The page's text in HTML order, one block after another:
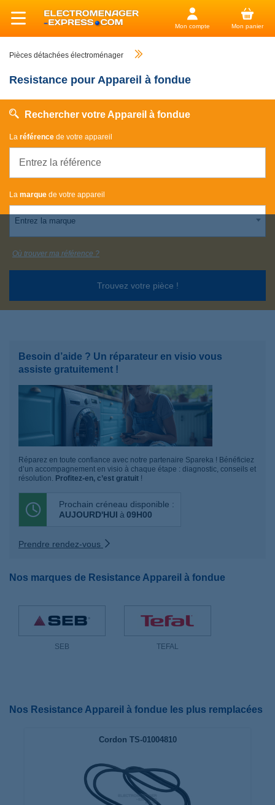
Mon compte Mon panier
Pièces détachées électroménager
Resistance pour Appareil à fondue
Rechercher votre Appareil à fondue
La référence de votre appareil
La marque de votre appareil
Entrez la marque
Trouvez votre pièce !
Où trouver ma référence ?
Besoin d’aide ? Un réparateur en visio vous
assiste gratuitement !
Réparez en toute confiance avec notre partenaire Spareka ! Bénéficiez
d’un accompagnement en visio à chaque étape : diagnostic, conseils et
résolution. Profitez-en, c’est gratuit !
Prochain créneau disponible :
AUJOURD'HUI à 09H00
Prendre rendez-vous
Nos marques de Resistance Appareil à fondue
SEB TEFAL
Nos Resistance Appareil à fondue les plus remplacées
Cordon TS-01004810